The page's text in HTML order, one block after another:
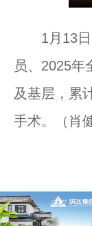
1月13日，
员、2025年
及基层，累
手术。（肖